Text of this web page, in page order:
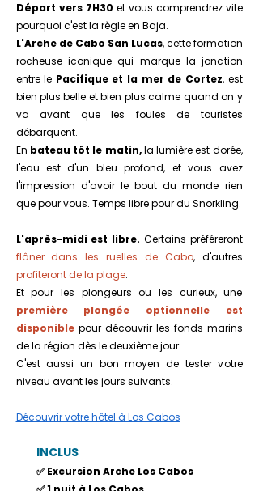
Départ vers 7H30 et vous comprendrez vite
pourquoi c'est la règle en Baja.
L'Arche de Cabo San Lucas, cette formation
rocheuse iconique qui marque la jonction
entre le Pacifique et la mer de Cortez, est
bien plus belle et bien plus calme quand on y
va avant que les foules de touristes
débarquent.
En bateau tôt le matin,la lumière est dorée,
l'eau est d'un bleu profond, et vous avez
l'impression d'avoir le bout du monde rien
que pour vous. Temps libre pour du Snorkling.
L'après-midi est libre. Certains préféreront
flâner dans les ruelles de Cabo, d'autres
profiteront de la plage.
Et pour les plongeurs ou les curieux, une
première plongée optionnelle est
disponiblepour découvrir les fonds marins
de la région dès le deuxième jour.
C'est aussi un bon moyen de tester votre
niveau avant les jours suivants.
Découvrir votre hôtel à Los Cabos
INCLUS​
✅ Excursion Arche Los Cabos